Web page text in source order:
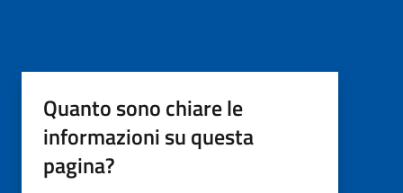
Quanto sono chiare le
informazioni su questa
pagina?